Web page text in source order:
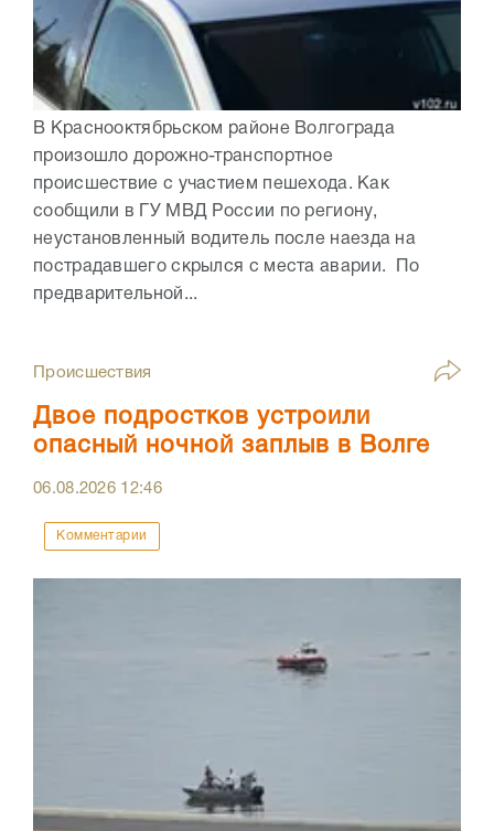
В Краснооктябрьском районе Волгограда
произошло дорожно-транспортное
происшествие с участием пешехода. Как
сообщили в ГУ МВД России по региону,
неустановленный водитель после наезда на
пострадавшего скрылся с места аварии. По
предварительной...
Происшествия
Двое подростков устроили
опасный ночной заплыв в Волге
06.08.2026 12:46
Комментарии